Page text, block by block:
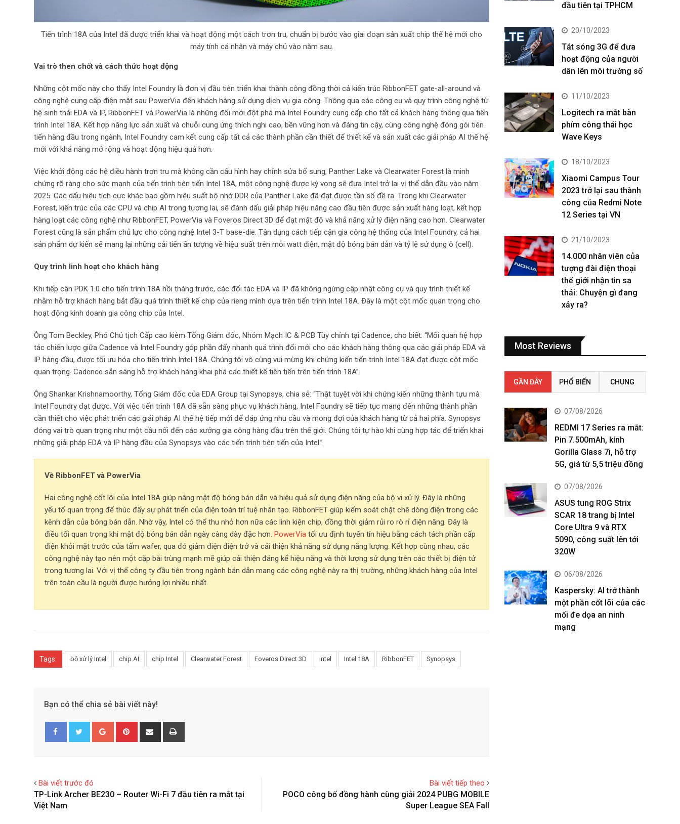
Tiến trình 18A của Intel đã được triển khai và hoạt động một cách trơn tru, chuẩn bị bước vào giai đoạn sản xuất chip thế hệ mới cho
máy tính cá nhân và máy chủ vào năm sau.
Vai trò then chốt và cách thức hoạt động
Những cột mốc này cho thấy Intel Foundry là đơn vị đầu tiên triển khai thành công đồng thời cả kiến trúc RibbonFET gate-all-around và
công nghệ cung cấp điện mặt sau PowerVia đến khách hàng sử dụng dịch vụ gia công. Thông qua các công cụ và quy trình công nghệ từ
hệ sinh thái EDA và IP, RibbonFET và PowerVia là những đổi mới đột phá mà Intel Foundry cung cấp cho tất cả khách hàng thông qua tiến
trình Intel 18A. Kết hợp năng lực sản xuất và chuỗi cung ứng thích nghi cao, bền vững hơn và đáng tin cậy, cùng công nghệ đóng gói tiên
tiến hàng đầu trong ngành, Intel Foundry cam kết cung cấp tất cả các thành phần cần thiết để thiết kế và sản xuất các giải pháp AI thế hệ
mới với khả năng mở rộng và hoạt động hiệu quả hơn.
Việc khởi động các hệ điều hành trơn tru mà không cần cấu hình hay chỉnh sửa bổ sung, Panther Lake và Clearwater Forest là minh
chứng rõ ràng cho sức mạnh của tiến trình tiên tiến Intel 18A, một công nghệ được kỳ vọng sẽ đưa Intel trở lại vị thế dẫn đầu vào năm
2025. Các dấu hiệu tích cực khác bao gồm hiệu suất bộ nhớ DDR của Panther Lake đã đạt được tần số đề ra. Trong khi Clearwater
Forest, kiến trúc của các CPU và chip AI trong tương lai, sẽ đánh dấu giải pháp hiệu năng cao đầu tiên được sản xuất hàng loạt, kết hợp
hàng loạt các công nghệ như RibbonFET, PowerVia và Foveros Direct 3D để đạt mật độ và khả năng xử lý điện năng cao hơn. Clearwater
Forest cũng là sản phẩm chủ lực cho công nghệ Intel 3-T base-die. Tận dụng cách tiếp cận gia công hệ thống của Intel Foundry, cả hai
sản phẩm dự kiến sẽ mang lại những cải tiến ấn tượng về hiệu suất trên mỗi watt điện, mật độ bóng bán dẫn và tỷ lệ sử dụng ô (cell).
Quy trình linh hoạt cho khách hàng
Khi tiếp cận PDK 1.0 cho tiến trình 18A hồi tháng trước, các đối tác EDA và IP đã không ngừng cập nhật công cụ và quy trình thiết kế
nhằm hỗ trợ khách hàng bắt đầu quá trình thiết kế chip của rieng mình dựa trên tiến trình Intel 18A. Đây là một cột mốc quan trọng cho
hoạt động kinh doanh gia công chip của Intel.
Ông Tom Beckley, Phó Chủ tịch Cấp cao kiêm Tổng Giám đốc, Nhóm Mạch IC & PCB Tùy chỉnh tại Cadence, cho biết: “Mối quan hệ hợp
tác chiến lược giữa Cadence và Intel Foundry góp phần đẩy nhanh quá trình đổi mới cho các khách hàng thông qua các giải pháp EDA và
IP hàng đầu, được tối ưu hóa cho tiến trình Intel 18A. Chúng tôi vô cùng vui mừng khi chứng kiến tiến trình Intel 18A đạt được cột mốc
quan trọng. Cadence sẵn sàng hỗ trợ khách hàng khai phá các thiết kế tiên tiến trên tiến trình 18A”.
Ông Shankar Krishnamoorthy, Tổng Giám đốc của EDA Group tại Synopsys, chia sẻ: “Thật tuyệt vời khi chứng kiến những thành tựu mà
Intel Foundry đạt được. Với việc tiến trình 18A đã sẵn sàng phục vụ khách hàng, Intel Foundry sẽ tiếp tục mang đến những thành phần
cần thiết cho việc phát triển các giải pháp AI thế hệ tiếp mới để đáp ứng nhu cầu và mong đợi của khách hàng từ cả hai phía. Synopsys
đóng vai trò quan trọng như một cầu nối đến các xưởng gia công hàng đầu trên thế giới. Chúng tôi tự hào khi cùng hợp tác để triển khai
những giải pháp EDA và IP hàng đầu của Synopsys vào các tiến trình tiên tiến của Intel.”
Về RibbonFET và PowerVia
Hai công nghệ cốt lõi của Intel 18A giúp nâng mật độ bóng bán dẫn và hiệu quả sử dụng điện năng của bộ vi xử lý. Đây là những
yếu tố quan trọng để thúc đẩy sự phát triển của điện toán trí tuệ nhân tạo. RibbonFET giúp kiểm soát chặt chẽ dòng điện trong các
kênh dẫn của bóng bán dẫn. Nhờ vậy, Intel có thể thu nhỏ hơn nữa các linh kiện chip, đồng thời giảm rủi ro rò rỉ điện năng. Đây là
điều tối quan trọng khi mật độ bóng bán dẫn ngày càng dày đặc hơn. PowerVia tối ưu định tuyến tín hiệu bằng cách tách phần cấp
điện khỏi mặt trước của tấm wafer, qua đó giảm điện điện trở và cải thiện khả năng sử dụng năng lượng. Kết hợp cùng nhau, các
công nghệ này tạo nên một cặp bài trùng mạnh mẽ giúp cải thiện đáng kể hiệu năng và thời lượng sử dụng trên các thiết bị điện tử
trong tương lai. Với vị thế công ty đầu tiên trong ngành bán dẫn mang các công nghệ này ra thị trường, những khách hàng của Intel
trên toàn cầu là người được hưởng lợi nhiều nhất.
Tags: bộ xử lý Intel chip AI chip Intel Clearwater Forest Foveros Direct 3D intel Intel 18A RibbonFET Synopsys
Bạn có thể chia sẻ bài viết này!
o
i
h
r
Bài viết trước đó
TP-Link Archer BE230 – Router Wi-Fi 7 đầu tiên ra mắt tại
Việt Nam
Bài viết tiếp theo
POCO công bố đồng hành cùng giải 2024 PUBG MOBILE
Super League SEA Fall
đầu tiên tại TPHCM
20/10/2023
Tắt sóng 3G để đưa
hoạt động của người
dân lên môi trường số
11/10/2023
Logitech ra mắt bàn
phím công thái học
Wave Keys
18/10/2023
Xiaomi Campus Tour
2023 trở lại sau thành
công của Redmi Note
12 Series tại VN
21/10/2023
14.000 nhân viên của
tượng đài điện thoại
thế giới nhận tin sa
thải: Chuyện gì đang
xảy ra?
Most Reviews
GẦN ĐÂY PHỔ BIẾN CHUNG
07/08/2026
REDMI 17 Series ra mắt:
Pin 7.500mAh, kính
Gorilla Glass 7i, hỗ trợ
5G, giá từ 5,5 triệu đồng
07/08/2026
ASUS tung ROG Strix
SCAR 18 trang bị Intel
Core Ultra 9 và RTX
5090, công suất lên tới
320W
06/08/2026
Kaspersky: AI trở thành
một phần cốt lõi của các
mối đe dọa an ninh
mạng